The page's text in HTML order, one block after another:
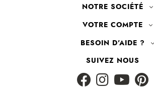
NOTRE SOCIÉTÉ
VOTRE COMPTE
BESOIN D'AIDE ?
SUIVEZ NOUS